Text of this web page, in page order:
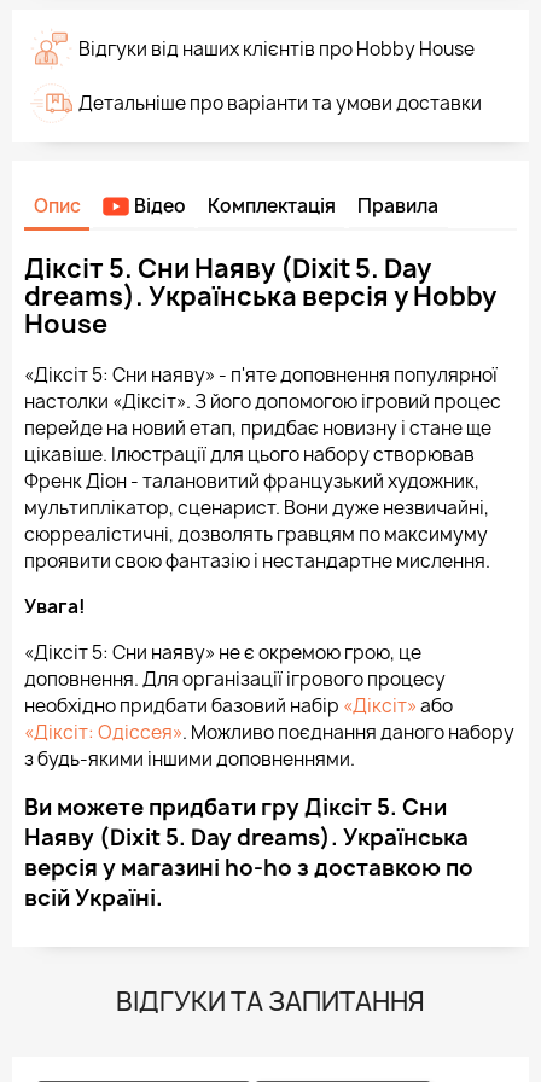
Відгуки від наших клієнтів про Hobby House
Детальніше про варіанти та умови доставки
Опис Відео Комплектація Правила
Діксіт 5. Сни Наяву (Dixit 5. Day
dreams). Українська версія у Hobby
House
«Діксіт 5: Сни наяву» - п'яте доповнення популярної
настолки «Діксіт». З його допомогою ігровий процес
перейде на новий етап, придбає новизну і стане ще
цікавіше. Ілюстрації для цього набору створював
Френк Діон - талановитий французький художник,
мультиплікатор, сценарист. Вони дуже незвичайні,
сюрреалістичні, дозволять гравцям по максимуму
проявити свою фантазію і нестандартне мислення.
Увага!
«Діксіт 5: Сни наяву» не є окремою грою, це
доповнення. Для організації ігрового процесу
необхідно придбати базовий набір «Діксіт»або
«Діксіт: Одіссея». Можливо поєднання даного набору
з будь-якими іншими доповненнями.
Ви можете придбати гру Діксіт 5. Сни
Наяву (Dixit 5. Day dreams). Українська
версія у магазині ho-ho з доставкою по
всій Україні.
ВІДГУКИ ТА ЗАПИТАННЯ